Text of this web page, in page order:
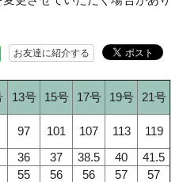
お友達に紹介する
13号 15号 17号 19号
21号
97 101 107 113
119
36 37 38.5 40
41.5
55 56 56 57
57